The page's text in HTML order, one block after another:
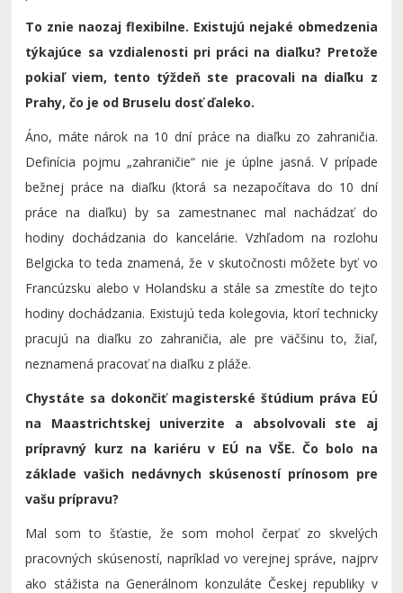
To znie naozaj flexibilne. Existujú nejaké obmedzenia
týkajúce sa vzdialenosti pri práci na diaľku? Pretože
pokiaľ viem, tento týždeň ste pracovali na diaľku z
Prahy, čo je od Bruselu dosť ďaleko.
Áno, máte nárok na 10 dní práce na diaľku zo zahraničia.
Definícia pojmu „zahraničie“ nie je úplne jasná. V prípade
bežnej práce na diaľku (ktorá sa nezapočítava do 10 dní
práce na diaľku) by sa zamestnanec mal nachádzať do
hodiny dochádzania do kancelárie. Vzhľadom na rozlohu
Belgicka to teda znamená, že v skutočnosti môžete byť vo
Francúzsku alebo v Holandsku a stále sa zmestíte do tejto
hodiny dochádzania. Existujú teda kolegovia, ktorí technicky
pracujú na diaľku zo zahraničia, ale pre väčšinu to, žiaľ,
neznamená pracovať na diaľku z pláže.
Chystáte sa dokončiť magisterské štúdium práva EÚ
na Maastrichtskej univerzite a absolvovali ste aj
prípravný kurz na kariéru v EÚ na VŠE. Čo bolo na
základe vašich nedávnych skúseností prínosom pre
vašu prípravu?
Mal som to šťastie, že som mohol čerpať zo skvelých
pracovných skúseností, napríklad vo verejnej správe, najprv
ako stážista na Generálnom konzuláte Českej republiky v